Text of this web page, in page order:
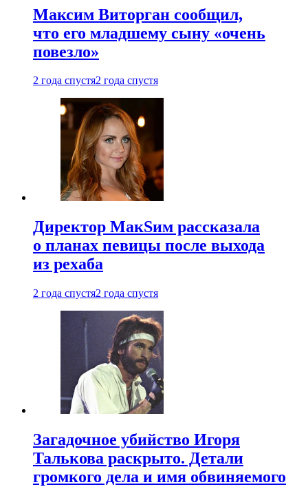
Максим Виторган сообщил,
что его младшему сыну «очень
повезло»
2 года спустя2 года спустя
Директор МакSим рассказала
о планах певицы после выхода
из рехаба
2 года спустя2 года спустя
Загадочное убийство Игоря
Талькова раскрыто. Детали
громкого дела и имя обвиняемого